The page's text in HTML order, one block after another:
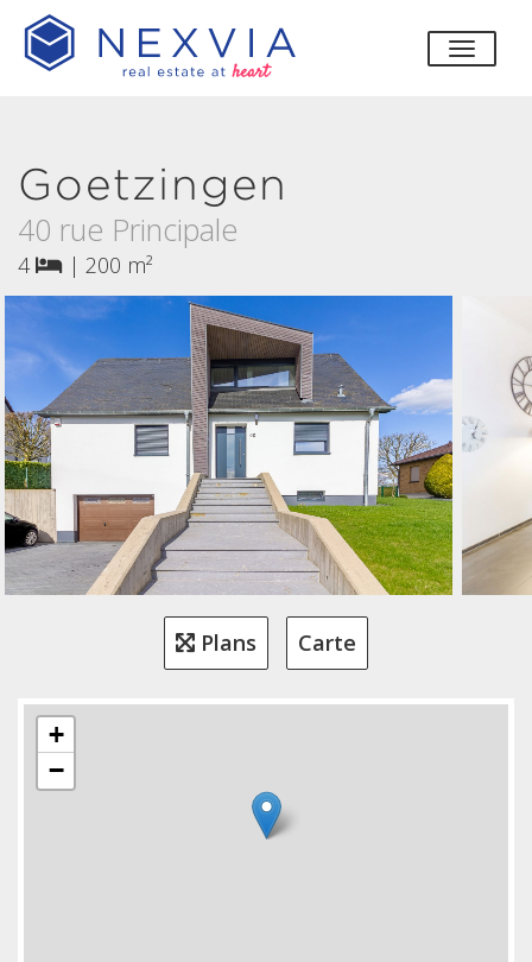
Goetzingen
40 rue Principale
4 | 200 m²
Plans Carte
+
−